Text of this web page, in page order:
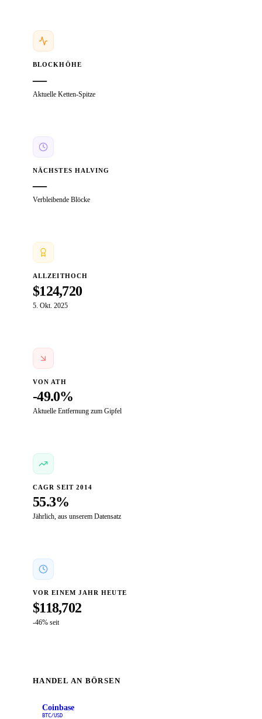
BLOCKHÖHE
—
Aktuelle Ketten-Spitze
NÄCHSTES HALVING
—
Verbleibende Blöcke
ALLZEITHOCH
$124,720
5. Okt. 2025
VON ATH
-49.0%
Aktuelle Entfernung zum Gipfel
CAGR SEIT 2014
55.3%
Jährlich, aus unserem Datensatz
VOR EINEM JAHR HEUTE
$118,702
-46% seit
HANDEL AN BÖRSEN
Coinbase
BTC/USD